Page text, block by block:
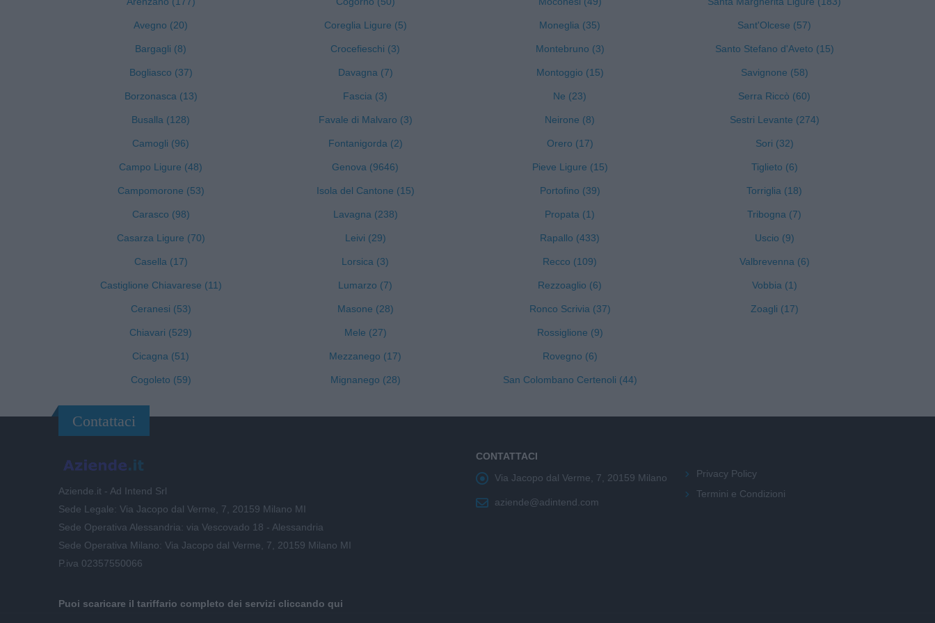
Avegno (20)
Bargagli (8)
Bogliasco (37)
Borzonasca (13)
Busalla (128)
Camogli (96)
Campo Ligure (48)
Campomorone (53)
Carasco (98)
Casarza Ligure (70)
Casella (17)
Castiglione Chiavarese (11)
Ceranesi (53)
Chiavari (529)
Cicagna (51)
Cogoleto (59)
Coreglia Ligure (5)
Crocefieschi (3)
Davagna (7)
Fascia (3)
Favale di Malvaro (3)
Fontanigorda (2)
Genova (9646)
Isola del Cantone (15)
Lavagna (238)
Leivi (29)
Lorsica (3)
Lumarzo (7)
Masone (28)
Mele (27)
Mezzanego (17)
Mignanego (28)
Moneglia (35)
Montebruno (3)
Montoggio (15)
Ne (23)
Neirone (8)
Orero (17)
Pieve Ligure (15)
Portofino (39)
Propata (1)
Rapallo (433)
Recco (109)
Rezzoaglio (6)
Ronco Scrivia (37)
Rossiglione (9)
Rovegno (6)
San Colombano Certenoli (44)
Sant'Olcese (57)
Santo Stefano d'Aveto (15)
Savignone (58)
Serra Riccò (60)
Sestri Levante (274)
Sori (32)
Tiglieto (6)
Torriglia (18)
Tribogna (7)
Uscio (9)
Valbrevenna (6)
Vobbia (1)
Zoagli (17)
Contattaci
Aziende.it - Ad Intend Srl
Sede Legale: Via Jacopo dal Verme, 7, 20159 Milano MI
Sede Operativa Alessandria: via Vescovado 18 - Alessandria
Sede Operativa Milano: Via Jacopo dal Verme, 7, 20159 Milano MI
P.iva 02357550066
CONTATTACI
Via Jacopo dal Verme, 7, 20159 Milano
aziende@adintend.com
Privacy Policy
Termini e Condizioni
Puoi scaricare il tariffario completo dei servizi cliccando qui